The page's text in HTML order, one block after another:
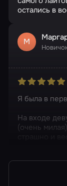
остались в
М
Я была в
На входе
(очень